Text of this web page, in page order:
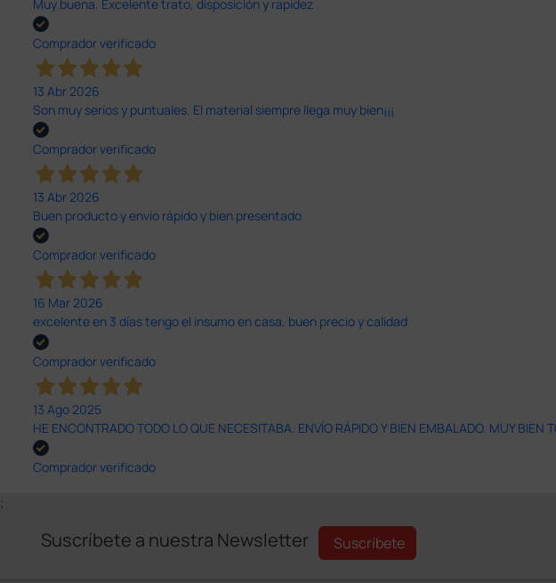
Muy buena. Excelente trato, disposición y rapidez
Comprador verificado
13 Abr 2026
Son muy serios y puntuales. El material siempre llega muy bien¡¡¡
Comprador verificado
13 Abr 2026
Buen producto y envío rápido y bien presentado
Comprador verificado
16 Mar 2026
excelente en 3 días tengo el insumo en casa, buen precio y calidad
Comprador verificado
13 Ago 2025
HE ENCONTRADO TODO LO QUE NECESITABA. ENVÍO RÁPIDO Y BIEN EMBALADO. MUY BIEN
Comprador verificado
;
Suscríbete a nuestra Newsletter Suscríbete